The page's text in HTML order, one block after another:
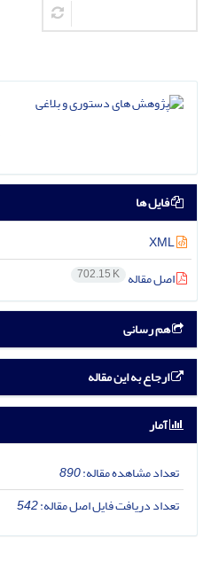
فایل ها
اصل مقاله 702.15 K
هم رسانی
ارجاع به این مقاله
آمار
تعداد مشاهده مقاله:890
تعداد دریافت فایل اصل مقاله:542